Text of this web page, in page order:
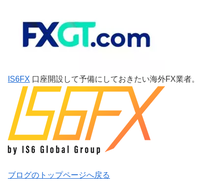
IS6FX 口座開設して予備にしておきたい海外FX業者。
ブログのトップページへ戻る